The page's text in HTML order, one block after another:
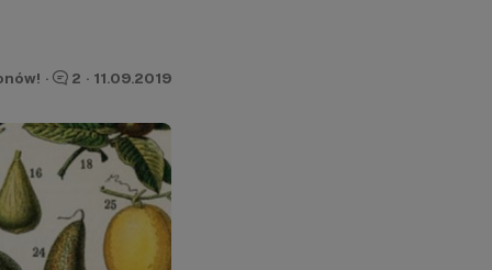
· 2 · 11.09.2019